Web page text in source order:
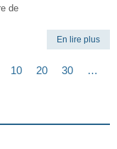
de
En lire plus
10 20 30
…